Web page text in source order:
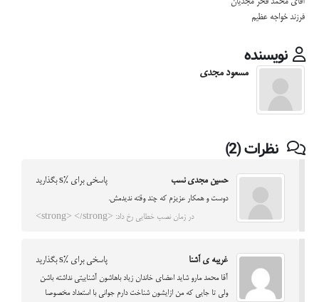
فرزند خواجه عظیم
نویسنده
مسعود مجدی
نظرات (2)
حسین مجدی نسب پاسخی برای %s بگذارید
دوست و همکار عزیزم که چند وقته ندیدمش.
در زمان نصب خطایی رخ داد: <strong> </strong>
غریبه ی آشنا پاسخی برای %s بگذارید
آقا محمد مارو شاید اعضای خاندان زیاد باهاشون آشناییتی نداشته باشن
ولی تا جایی که من ازایشون شناخت دارم جوانی با استعداد مخصوصا